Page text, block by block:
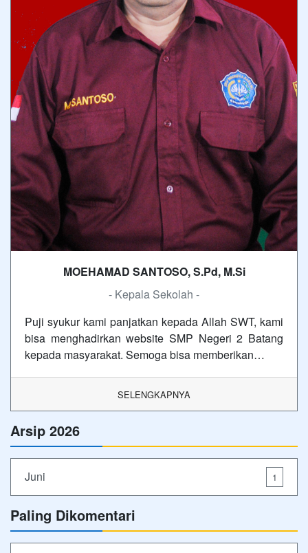
MOEHAMAD SANTOSO, S.Pd, M.Si
- Kepala Sekolah -
Puji syukur kami panjatkan kepada Allah SWT, kami
bisa menghadirkan website SMP Negeri 2 Batang
kepada masyarakat. Semoga bisa memberikan…
SELENGKAPNYA
Arsip 2026
Juni 1
Paling Dikomentari